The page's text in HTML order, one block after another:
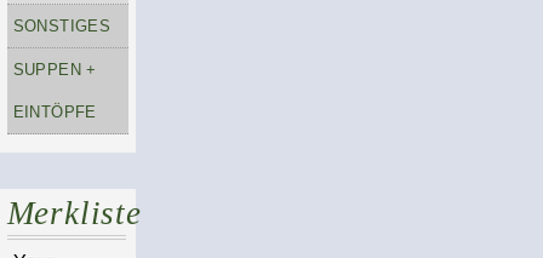
SONSTIGES
SUPPEN +
EINTÖPFE
Merkliste